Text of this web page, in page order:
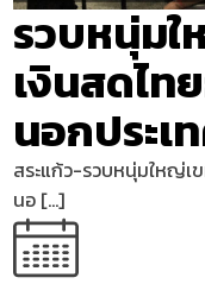
รวบหนุ่ม
เงินสดไท
นอกประเ
สระแก้ว-รวบหนุ่มใหญ่เ
นอ […]